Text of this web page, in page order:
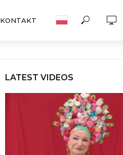
KONTAKT
LATEST VIDEOS